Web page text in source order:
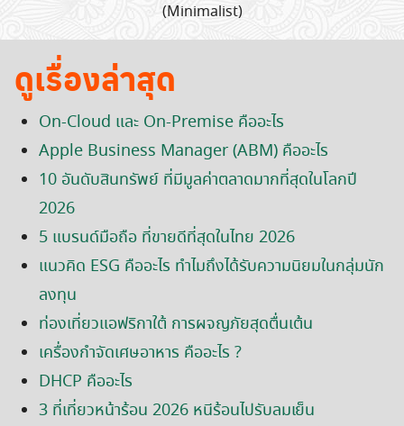
(Minimalist)
ดูเรื่องล่าสุด
On-Cloud และ On-Premise คืออะไร
Apple Business Manager (ABM) คืออะไร
10 อันดับสินทรัพย์ ที่มีมูลค่าตลาดมากที่สุดในโลกปี
2026
5 แบรนด์มือถือ ที่ขายดีที่สุดในไทย 2026
แนวคิด ESG คืออะไร ทำไมถึงได้รับความนิยมในกลุ่มนัก
ลงทุน
ท่องเที่ยวแอฟริกาใต้ การผจญภัยสุดตื่นเต้น
เครื่องกำจัดเศษอาหาร คืออะไร ?
DHCP คืออะไร
3 ที่เที่ยวหน้าร้อน 2026 หนีร้อนไปรับลมเย็น